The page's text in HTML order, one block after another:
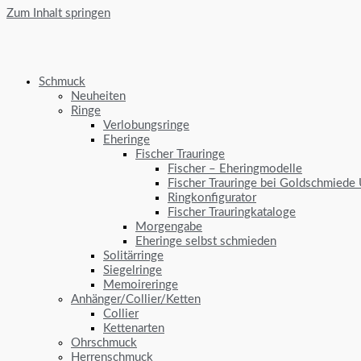
Zum Inhalt springen
Schmuck
Neuheiten
Ringe
Verlobungsringe
Eheringe
Fischer Trauringe
Fischer – Eheringmodelle
Fischer Trauringe bei Goldschmiede
Ringkonfigurator
Fischer Trauringkataloge
Morgengabe
Eheringe selbst schmieden
Solitärringe
Siegelringe
Memoireringe
Anhänger/Collier/Ketten
Collier
Kettenarten
Ohrschmuck
Herrenschmuck